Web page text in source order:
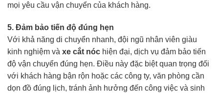
mọi yêu cầu vận chuyển của khách hàng.
5. Đảm bảo tiến độ đúng hẹn
Với khả năng di chuyển nhanh, đội ngũ nhân viên giàu
kinh nghiệm và xe cắt nóc hiện đại, dịch vụ đảm bảo tiến
độ vận chuyển đúng hẹn. Điều này đặc biệt quan trọng đối
với khách hàng bận rộn hoặc các công ty, văn phòng cần
dọn đồ đúng lịch, tránh ảnh hưởng đến công việc và sinh